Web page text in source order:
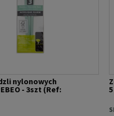
nylonowych
- 3szt (Ref: